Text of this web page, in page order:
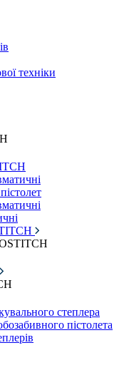
техніки
степлера
пістолета